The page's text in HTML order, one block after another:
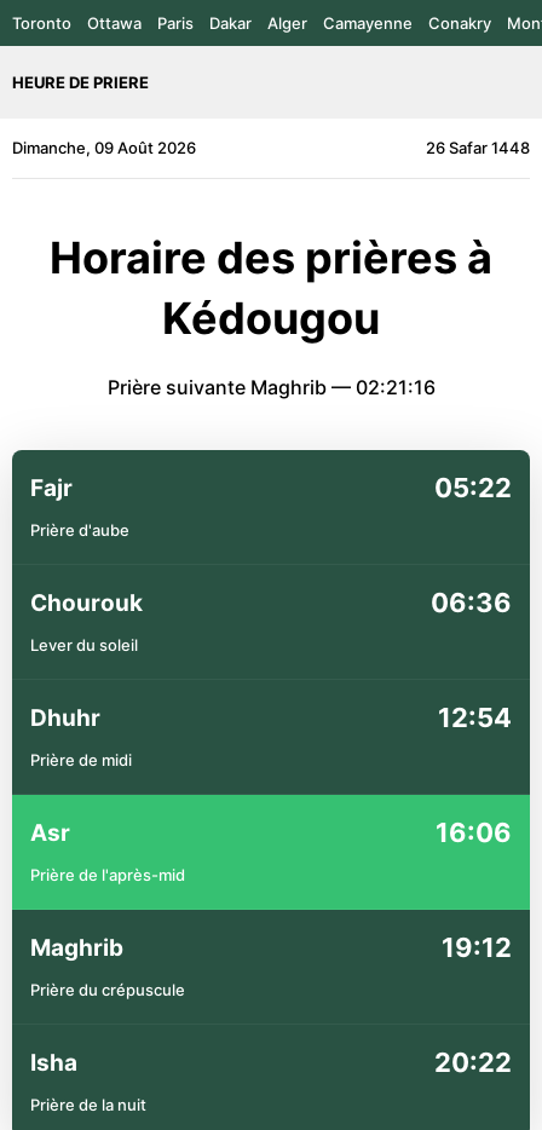
Toronto Ottawa Paris Dakar Alger Camayenne Conakry
HEURE DE PRIERE
Dimanche, 09 Août 2026 26 Safar 1448
Horaire des prières à
Kédougou
Prière suivante Maghrib — 02:21:16
Fajr 05:22
Prière d'aube
Chourouk 06:36
Lever du soleil
Dhuhr 12:54
Prière de midi
Asr 16:06
Prière de l'après-mid
Maghrib 19:12
Prière du crépuscule
Isha 20:22
Prière de la nuit